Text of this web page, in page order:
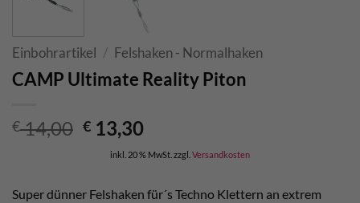
Einbohrartikel / Felshaken - Normalhaken
CAMP Ultimate Reality Piton
€14,00 Ursprünglicher
Preis
war:
€ 14,00
€ 13,30Aktueller
Preis
ist:
€ 13,30.
inkl. 20 % MwSt. zzgl. Versandkosten
Super dünner Felshaken für´s Techno Klettern an extrem